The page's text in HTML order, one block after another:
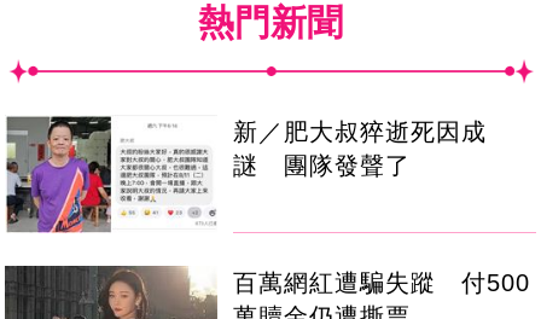
熱門新聞
新／肥大叔猝逝死因成
謎 團隊發聲了
百萬網紅遭騙失蹤 付500